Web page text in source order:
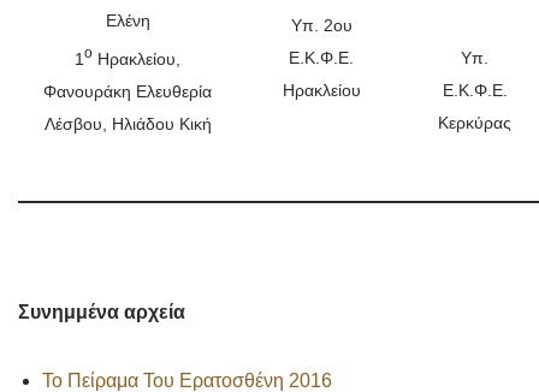
Ελένη
1 ο Ηρακλείου,
Φανουράκη Ελευθερία
Λέσβου, Ηλιάδου Κική
Υπ. 2ου
Ε.Κ.Φ.Ε.
Ηρακλείου
Υπ.
Ε.Κ.Φ.Ε.
Κερκύρας
Συνημμένα αρχεία
Το Πείραμα Του Ερατοσθένη 2016